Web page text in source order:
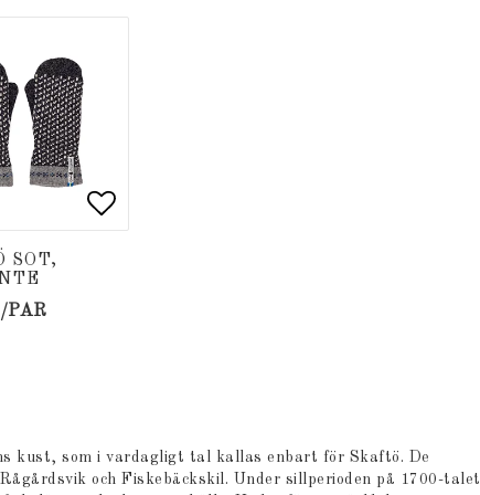
SOT,
PAR
kust, som i vardagligt tal kallas enbart för Skaftö. De
och Fiskebäckskil. Under sillperioden på 1700-talet